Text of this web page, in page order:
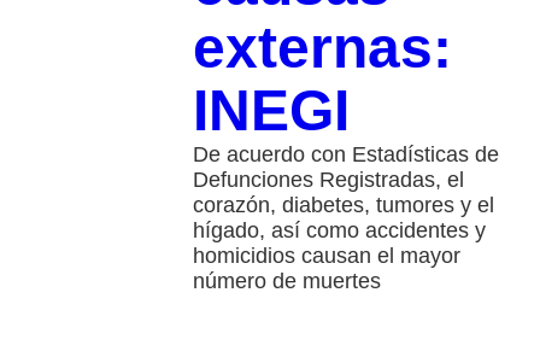
externas:
INEGI
De acuerdo con Estadísticas de
Defunciones Registradas, el
corazón, diabetes, tumores y el
hígado, así como accidentes y
homicidios causan el mayor
número de muertes